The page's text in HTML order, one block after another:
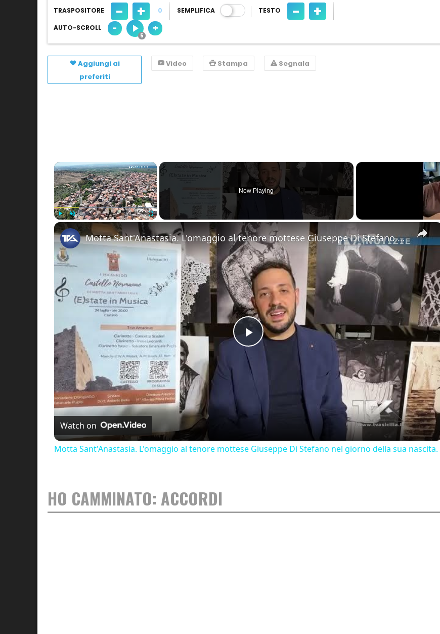
TRASPOSITORE - + 0 SEMPLIFICA TESTO - +
AUTO-SCROLL - +
Aggiungi ai
preferiti
Video Stampa Segnala
×
Play
Now Playing
×
Play
Video
Motta Sant'Anastasia. L'omaggio al tenore mottese Giuseppe Di Stefano nel giorno della sua nascita.
Watch on
Motta Sant'Anastasia. L'omaggio al tenore mottese Giuseppe Di Stefano nel giorno della sua nascita.
HO CAMMINATO: ACCORDI